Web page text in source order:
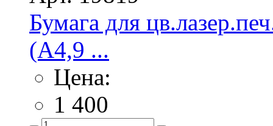
Бумага для
(А4,9 ...
Цена:
1 400